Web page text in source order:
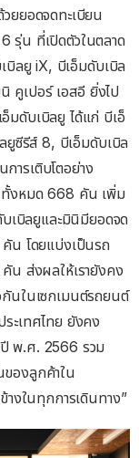
ยยอดจดทะเบียน
รุ่น ที่เปิดตัวในตลาด
บิลยู iX, บีเอ็มดับเบิล
คูเปอร์ เอสอี ยิ่งไป
ดับเบิลยู ได้แก่ บีเอ็
ยูซีรีส์ 8, บีเอ็มดับเบิล
ารเติบโตอย่าง
ทั้งหมด 668 คัน เพิ่ม
เบิลยูและมินิมียอดจด
น โดยแบ่งเป็นรถ
น ส่งผลให้เรายังคง
นในเซกเมนต์รถยนต์
ะเทศไทย ยังคง
พ.ศ. 2566 รวม
องลูกค้าใน
างในทุกการเดินทาง”